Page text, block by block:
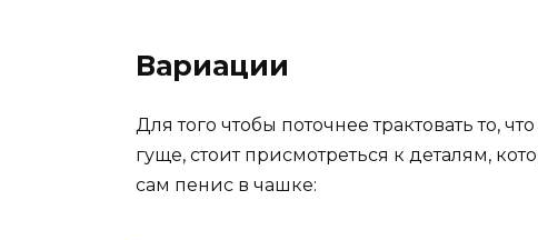
Вариации
Для того чтобы поточнее трактовать то,
гуще, стоит присмотреться к деталям,
сам пенис в чашке: